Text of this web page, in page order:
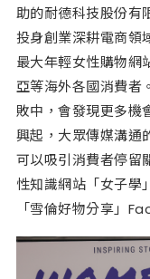
助的耐德科技股份有
投身創業深耕電商
最大年輕女性購物網
亞等海外各國消費者
敗中，會發現更多機
興起，大眾傳媒溝通
可以吸引消費者停留
性知識網站「女子學
「雪倫好物分享」